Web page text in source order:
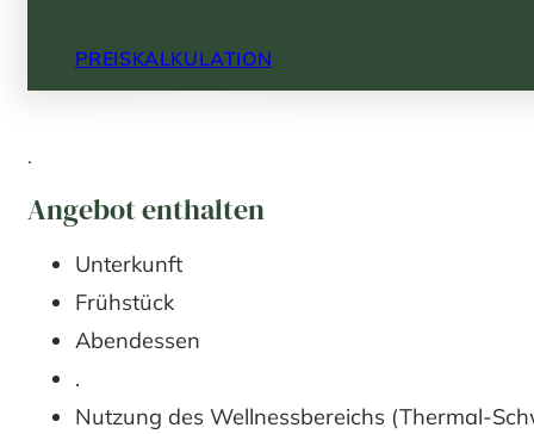
.
Angebot enthalten
Unterkunft
Frühstück
Abendessen
.
Nutzung des Wellnessbereichs (Thermal-
PREISKALKULATION